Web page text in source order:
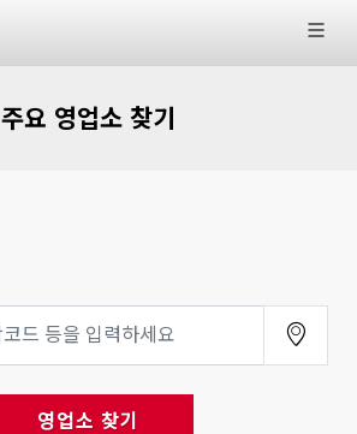
주요 영업소 찾기
영업소 찾기